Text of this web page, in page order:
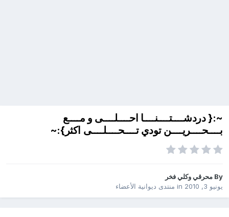
~:{ دردشــــتــــنــــا احــــلــــى و مــــع
بــــحــــريــــن تودي تــــحــــلــــى اكثر}:~
By محرقي وكلي فخر
يونيو 3, 2010
in منتدى ديوانية الأعضاء